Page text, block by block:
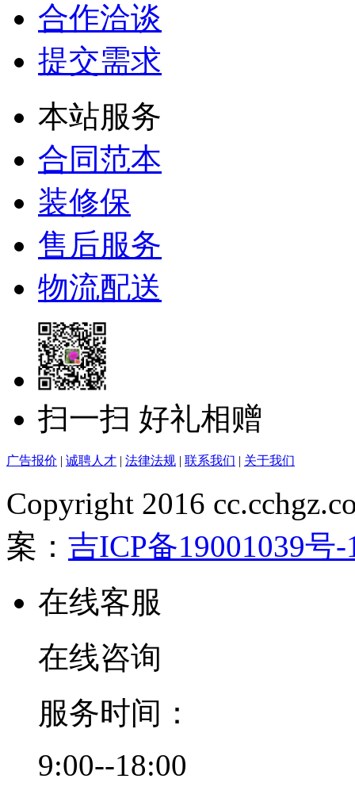
合作洽谈
提交需求
本站服务
合同范本
装修保
售后服务
物流配送
扫一扫 好礼相赠
广告报价 | 诚聘人才 | 法律法规 | 联系我们 | 关于我们
Copyright 2016
案： 吉ICP备19001039号-
在线客服
在线咨询
服务时间：
9:00--18:00